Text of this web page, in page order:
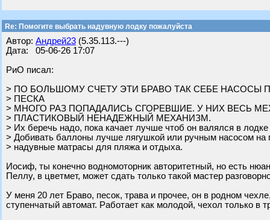
Re: Помогите выбрать надувную лодку пожалуйста
Автор: Андрей23 (5.35.113.---)
Дата: 05-06-26 17:07
РиО писал:
> ПО БОЛЬШОМУ СЧЕТУ ЭТИ БРАВО ТАК СЕБЕ НАСОСЫ
> ПЕСКА
> МНОГО РАЗ ПОПАДАЛИСЬ СГОРЕВШИЕ. У НИХ ВЕСЬ
> ПЛАСТИКОВЫЙ НЕНАДЕЖНЫЙ МЕХАНИЗМ.
> Их беречь надо, пока качает лучше чтоб он валялся в
> Добивать баллоны лучше лягушкой или ручным насосом на
> надувные матрасы для пляжа и отдыха.
Иосиф, ты конечно водномоторник авторитетный, но есть
Пеллу, в цветмет, может сдать только такой мастер
У меня 20 лет Браво, песок, трава и прочее, он в родном
ступенчатый автомат. Работает как молодой, чехол только в